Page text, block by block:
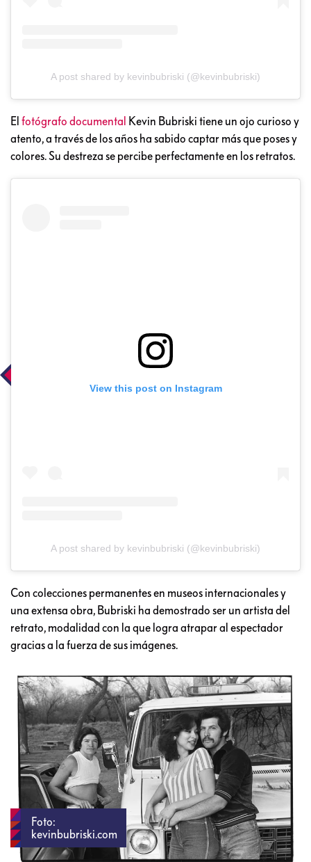
A post shared by kevinbubriski (@kevinbubriski)
El fotógrafo documental
Kevin Bubriski tiene un ojo curioso y
atento, a través de los años ha sabido captar más que poses y
colores. Su destreza se percibe perfectamente en los retratos.
View this post on Instagram
A post shared by kevinbubriski (@kevinbubriski)
Con colecciones permanentes en museos internacionales y
una extensa obra, Bubriski ha demostrado ser un artista del
retrato, modalidad con la que logra atrapar al espectador
gracias a la fuerza de sus imágenes.
Foto:
kevinbubriski.com